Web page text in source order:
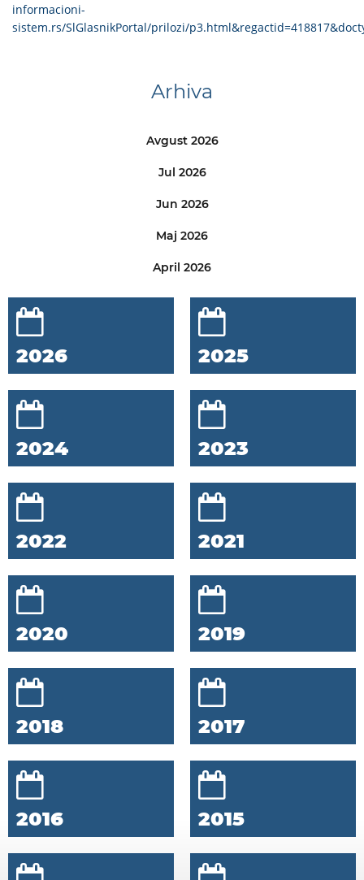
informacioni-
sistem.rs/SlGlasnikPortal/prilozi/
Arhiva
Avgust 2026
Jul 2026
Jun 2026
Maj 2026
April 2026
2026 2025
2024 2023
2022 2021
2020 2019
2018 2017
2016 2015